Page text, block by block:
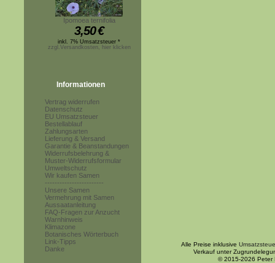
Ipomoea ternifolia
3,50€
inkl. 7% Umsatzsteuer *
zzgl.Versandkosten, hier klicken
Informationen
Vertrag widerrufen
Datenschutz
EU Umsatzsteuer
Bestellablauf
Zahlungsarten
Lieferung & Versand
Garantie & Beanstandungen
Widerrufsbelehrung &
Muster-Widerrufsformular
Umweltschutz
Wir kaufen Samen
------------------------
Unsere Samen
Vermehrung mit Samen
Aussaatanleitung
FAQ-Fragen zur Anzucht
Warnhinweis
Klimazone
Botanisches Wörterbuch
Link-Tipps
Danke
Alle Preise inklusive
Verkauf unter
© 2015-2026 Peter